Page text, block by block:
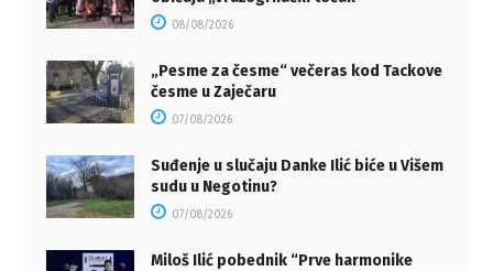
08/08/2026
„Pesme za česme“ večeras kod Tackove
česme u Zaječaru
07/08/2026
Suđenje u slučaju Danke Ilić biće u Višem
sudu u Negotinu?
07/08/2026
Miloš Ilić pobednik “Prve harmonike